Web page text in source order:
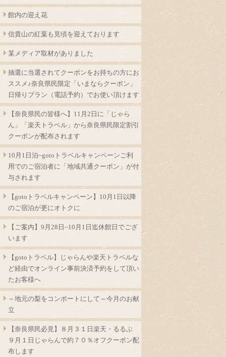
館内の迎え花
信貴山の紅葉も見頃を迎えております
某メディア取材がありました
抽選に当選されてクーポンをお持ちの方にお
ススメ♪奈良県民限定「いまならクーポン」
日帰りプラン（電話予約）でお使い頂けます
【奈良県民の皆様へ】11月2日に「じゃら
ん」「楽天トラベル」から奈良県民限定割引
クーポンが配布されます
10月1日泊~gotoトラベルキャンペーンご利
用でのご宿泊者に「地域共通クーポン」が付
与されます
【gotoトラベルキャンペーン】10月1日以降
のご宿泊が更にオトクに
【ご案内】9月28日~10月1日迄休館日でござ
います
【gotoトラベル】じゃらんや楽天トラベルな
ど経由でオンライン事前決済予約をして頂い
たお客様へ
～地元の梨をコンポートにして～今月のお献
立
【奈良県民必見】８月３１日楽天・るるぶ
９月１日じゃらんで約７０％オフクーポン配
布します